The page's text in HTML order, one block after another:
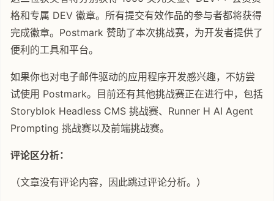
格和专属 DEV 徽章。所有提交有效作品的参与者都将获得
完成徽章。Postmark 赞助了本次挑战赛，为开发者提供了
便利的工具和平台。
如果你也对电子邮件驱动的应用程序开发感兴趣，不妨尝
试使用 Postmark。目前还有其他挑战赛正在进行中，包括
Storyblok Headless CMS 挑战赛、Runner H AI Agent
Prompting 挑战赛以及前端挑战赛。
评论区分析：
（文章没有评论内容，因此跳过评论分析。）